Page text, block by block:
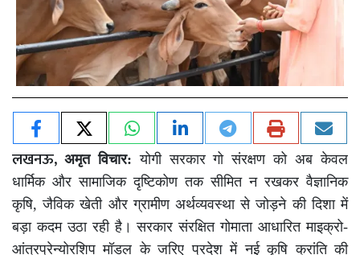
लखनऊ, अमृत विचार: योगी सरकार गो संरक्षण को अब केवल
धार्मिक और सामाजिक दृष्टिकोण तक सीमित न रखकर वैज्ञानिक
कृषि, जैविक खेती और ग्रामीण अर्थव्यवस्था से जोड़ने की दिशा में
बड़ा कदम उठा रही है। सरकार संरक्षित गोमाता आधारित माइक्रो-
आंत्रप्रेन्योरशिप मॉडल के जरिए प्रदेश में नई कृषि क्रांति की